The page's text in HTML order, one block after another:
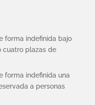
forma indefinida bajo
cuatro plazas de
forma indefinida una
a personas